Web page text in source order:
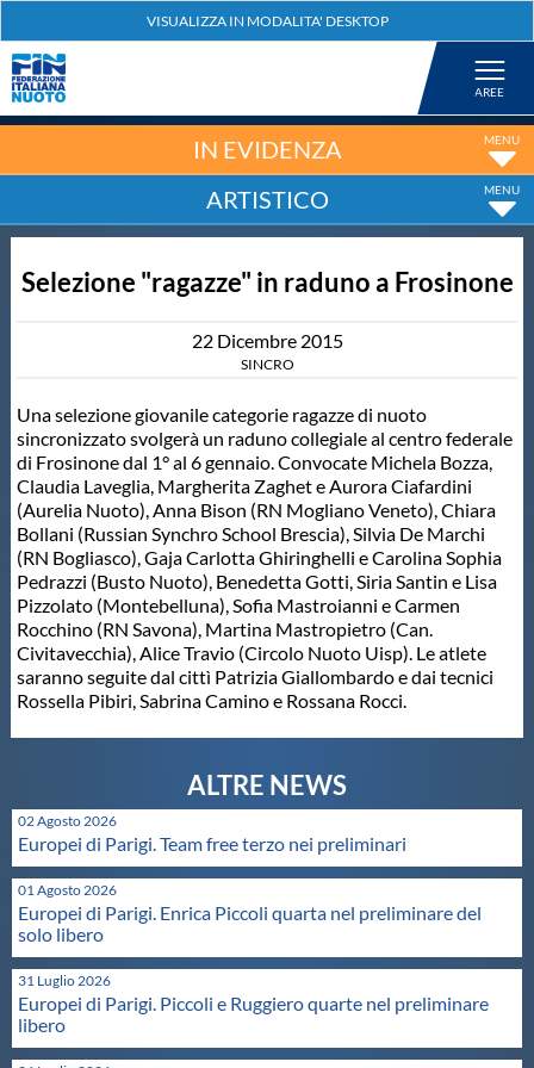
Nuoto
Tuffi
Fondo
Salvamento
Master
Formazione
Propaganda
Centri Federali
Area Legislativa
IN EVIDENZA
ARTISTICO
Selezione "ragazze" in raduno a Frosinone
22 Dicembre 2015
SINCRO
Una selezione giovanile categorie ragazze di nuoto
sincronizzato svolgerà un raduno collegiale al centro federale
di Frosinone dal 1° al 6 gennaio. Convocate Michela Bozza,
Claudia Laveglia, Margherita Zaghet e Aurora Ciafardini
(Aurelia Nuoto), Anna Bison (RN Mogliano Veneto), Chiara
Bollani (Russian Synchro School Brescia), Silvia De Marchi
(RN Bogliasco), Gaja Carlotta Ghiringhelli e Carolina Sophia
Pedrazzi (Busto Nuoto), Benedetta Gotti, Siria Santin e Lisa
Pizzolato (Montebelluna), Sofia Mastroianni e Carmen
Rocchino (RN Savona), Martina Mastropietro (Can.
Civitavecchia), Alice Travio (Circolo Nuoto Uisp). Le atlete
saranno seguite dal cittì Patrizia Giallombardo e dai tecnici
Rossella Pibiri, Sabrina Camino e Rossana Rocci.
02 Agosto 2026
Europei di Parigi. Team free terzo nei preliminari
01 Agosto 2026
Europei di Parigi. Enrica Piccoli quarta nel preliminare del
solo libero
31 Luglio 2026
Europei di Parigi. Piccoli e Ruggiero quarte nel preliminare
libero